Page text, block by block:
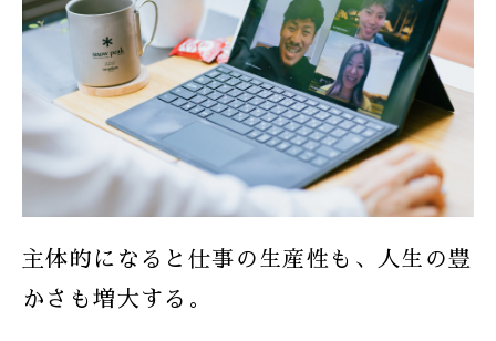
主体的になると仕事の生産性も、人生の豊
かさも増大する。